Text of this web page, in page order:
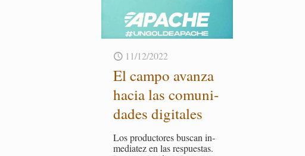
11/12/2022
El campo avan­za
hacia las co­mu­ni­
da­des di­gi­ta­les
Los pro­duc­to­res bus­can in­
me­dia­tez en las res­pues­tas.